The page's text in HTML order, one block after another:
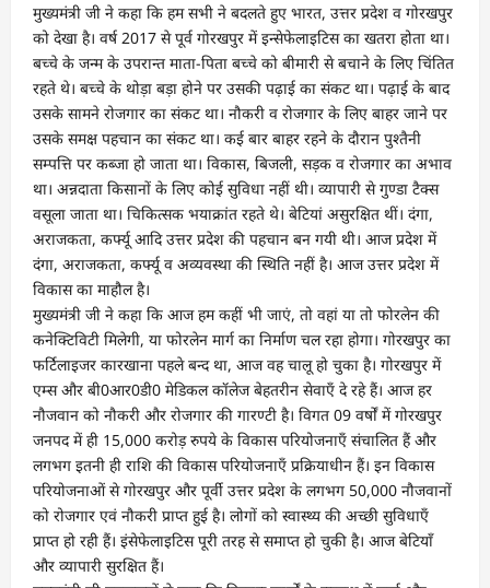
मुख्यमंत्री जी ने कहा कि हम सभी ने बदलते हुए भारत, उत्तर प्रदेश व गोरखपुर
को देखा है। वर्ष 2017 से पूर्व गोरखपुर में इन्सेफेलाइटिस का खतरा होता था।
बच्चे के जन्म के उपरान्त माता-पिता बच्चे को बीमारी से बचाने के लिए चिंतित
रहते थे। बच्चे के थोड़ा बड़ा होने पर उसकी पढ़ाई का संकट था। पढ़ाई के बाद
उसके सामने रोजगार का संकट था। नौकरी व रोजगार के लिए बाहर जाने पर
उसके समक्ष पहचान का संकट था। कई बार बाहर रहने के दौरान पुश्तैनी
सम्पत्ति पर कब्जा हो जाता था। विकास, बिजली, सड़क व रोजगार का अभाव
था। अन्नदाता किसानों के लिए कोई सुविधा नहीं थी। व्यापारी से गुण्डा टैक्स
वसूला जाता था। चिकित्सक भयाक्रांत रहते थे। बेटियां असुरक्षित थीं। दंगा,
अराजकता, कर्फ्यू आदि उत्तर प्रदेश की पहचान बन गयी थी। आज प्रदेश में
दंगा, अराजकता, कर्फ्यू व अव्यवस्था की स्थिति नहीं है। आज उत्तर प्रदेश में
विकास का माहौल है।
मुख्यमंत्री जी ने कहा कि आज हम कहीं भी जाएं, तो वहां या तो फोरलेन की
कनेक्टिविटी मिलेगी, या फोरलेन मार्ग का निर्माण चल रहा होगा। गोरखपुर का
फर्टिलाइजर कारखाना पहले बन्द था, आज वह चालू हो चुका है। गोरखपुर में
एम्स और बी0आर0डी0 मेडिकल कॉलेज बेहतरीन सेवाएँ दे रहे हैं। आज हर
नौजवान को नौकरी और रोजगार की गारण्टी है। विगत 09 वर्षों में गोरखपुर
जनपद में ही 15,000 करोड़ रुपये के विकास परियोजनाएँ संचालित हैं और
लगभग इतनी ही राशि की विकास परियोजनाएँ प्रक्रियाधीन हैं। इन विकास
परियोजनाओं से गोरखपुर और पूर्वी उत्तर प्रदेश के लगभग 50,000 नौजवानों
को रोजगार एवं नौकरी प्राप्त हुई है। लोगों को स्वास्थ्य की अच्छी सुविधाएँ
प्राप्त हो रही हैं। इंसेफेलाइटिस पूरी तरह से समाप्त हो चुकी है। आज बेटियाँ
और व्यापारी सुरक्षित हैं।